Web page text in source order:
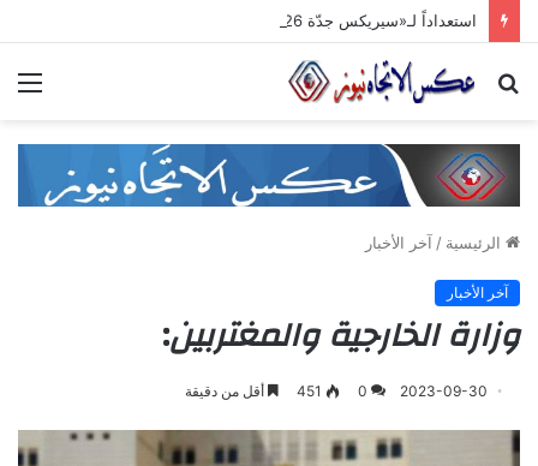
بحث
الرئيسية / آخر الأخبار
آخر الأخبار
وزارة الخارجية والمغتربين:
2023-09-30
0
451 أقل من دقيقة